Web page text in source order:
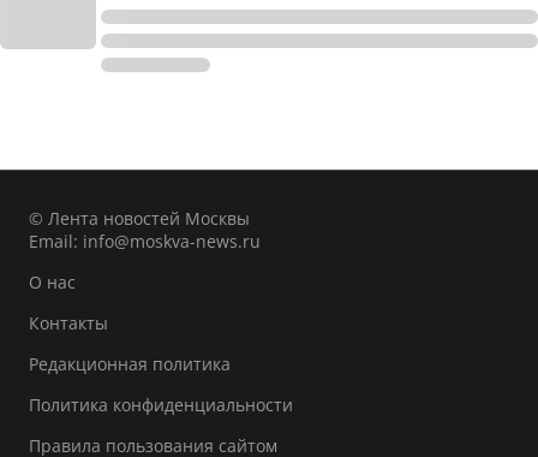
© Лента новостей Москвы
Email: info@moskva-news.ru
О нас
Контакты
Редакционная политика
Политика конфиденциальности
Правила пользования сайтом